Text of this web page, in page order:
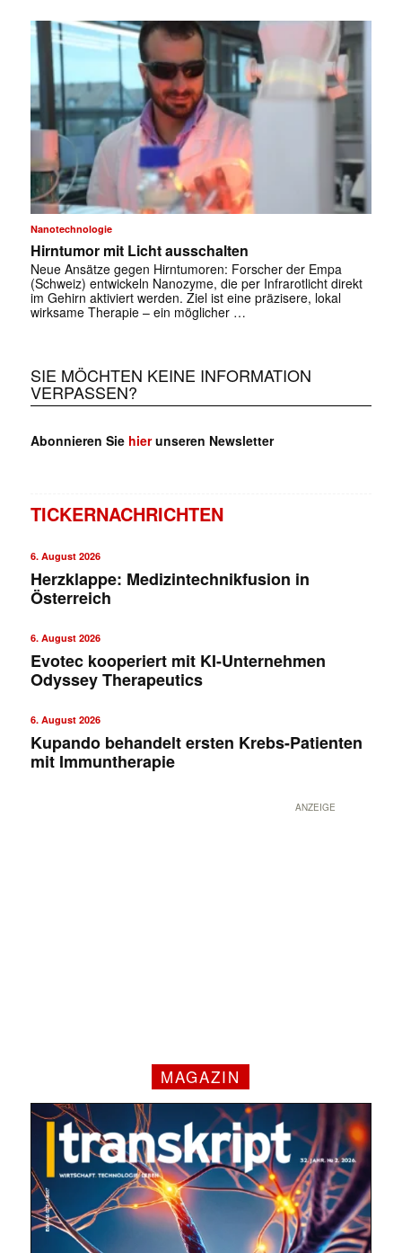
Nanotechnologie
Hirntumor mit Licht ausschalten
Neue Ansätze gegen Hirntumoren: Forscher der Empa
(Schweiz) entwickeln Nanozyme, die per Infrarotlicht direkt
im Gehirn aktiviert werden. Ziel ist eine präzisere, lokal
wirksame Therapie – ein möglicher …
SIE MÖCHTEN KEINE INFORMATION
VERPASSEN?
Abonnieren Sie hierunseren Newsletter
TICKERNACHRICHTEN
6. August 2026
Herzklappe: Medizintechnikfusion in
Österreich
6. August 2026
Evotec kooperiert mit KI-Unternehmen
Odyssey Therapeutics
6. August 2026
Kupando behandelt ersten Krebs-Patienten
mit Immuntherapie
ANZEIGE
MAGAZIN